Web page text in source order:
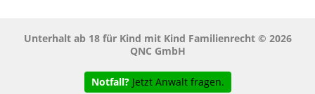
Unterhalt ab 18 für Kind mit Kind Familienrecht © 2026
QNC GmbH
Notfall? Jetzt Anwalt fragen.